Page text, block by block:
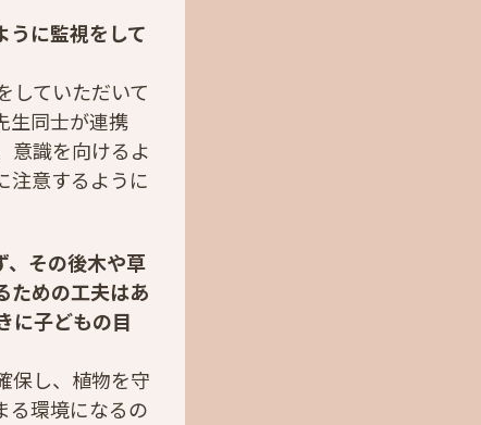
うに監視をして
していただいて
生同士が連携
意識を向けるよ
注意するように
、その後木や草
ための工夫はあ
に子どもの目
保し、植物を守
る環境になるの